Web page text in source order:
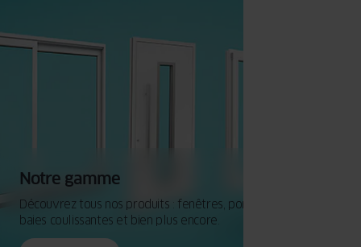
Notre gamme
Découvrez tous nos produits : fenêtres, portes d'entrée,
baies coulissantes et bien plus encore.